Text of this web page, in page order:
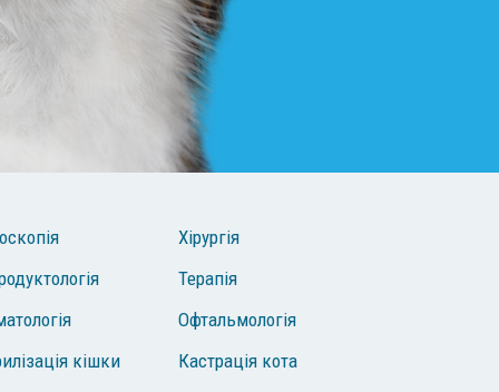
Хірургія
Терапія
Офтальмологія
кішки
Кастрація кота